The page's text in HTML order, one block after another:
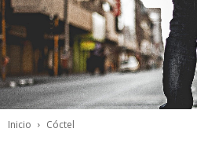
Inicio Cóctel